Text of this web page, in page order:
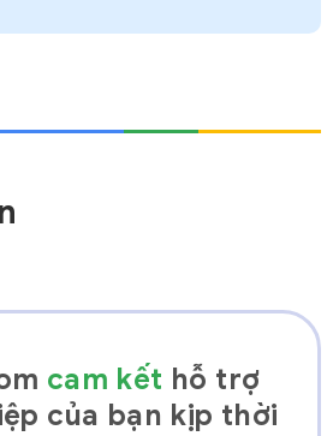
cam kết hỗ trợ
của bạn kịp thời